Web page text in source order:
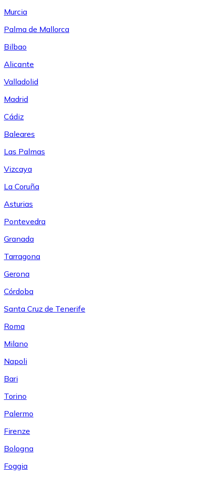
Murcia
Palma de Mallorca
Bilbao
Alicante
Valladolid
Madrid
Cádiz
Baleares
Las Palmas
Vizcaya
La Coruña
Asturias
Pontevedra
Granada
Tarragona
Gerona
Córdoba
Santa Cruz de Tenerife
Roma
Milano
Napoli
Bari
Torino
Palermo
Firenze
Bologna
Foggia